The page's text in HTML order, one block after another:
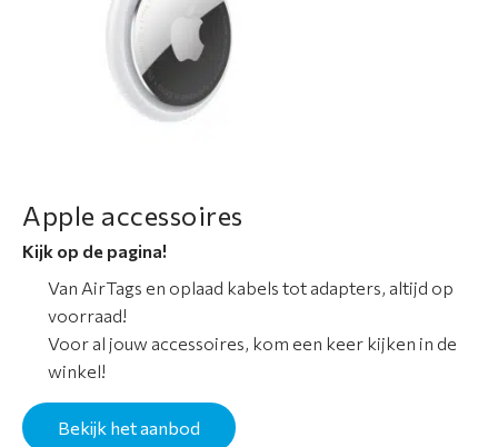
Apple accessoires
Kijk op de pagina!
Van AirTags en oplaad kabels tot adapters, altijd op
voorraad!
Voor al jouw accessoires, kom een keer kijken in de
winkel!
Bekijk het aanbod